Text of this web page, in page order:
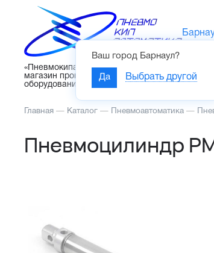
«Пневмокипавтоматика» – интернет-
магазин промышленного
оборудования
Ваш город Барнаул?
Да Выбрать другой
Главная — Каталог — Пневмоавтоматика —
Пневмоцилиндр